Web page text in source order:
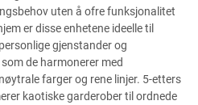
uten å ofre funksjonalitet
er disse enhetene ideelle til
gjenstander og
de harmonerer med
farger og rene linjer. 5-etters
kaotiske garderober til ordnede